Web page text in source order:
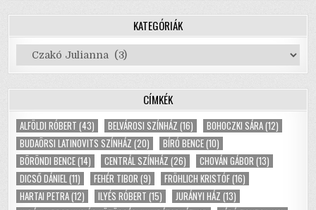
KATEGÓRIÁK
Kategóriák
CÍMKÉK
ALFÖLDI RÓBERT (43) BELVÁROSI SZÍNHÁZ (16) BOHOCZKI SÁRA(12)
BUDAÖRSI LATINOVITS SZÍNHÁZ (20) BÍRÓ BENCE(10)
BÖRÖNDI BENCE(14) CENTRÁL SZÍNHÁZ (26) CHOVÁN GÁBOR (13)
DICSŐ DÁNIEL (11) FEHÉR TIBOR (9) FRÖHLICH KRISTÓF(16)
HARTAI PETRA(12) ILYÉS RÓBERT (15) JURÁNYI HÁZ (13)